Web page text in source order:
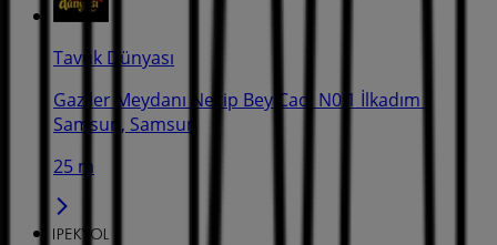
Tavuk Dünyası
Gaziler Meydanı Necip Bey Cad. N0:1 İlkadım -
Samsun, Samsun
25 m